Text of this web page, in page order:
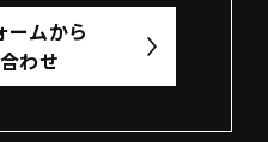
ームから
わせ